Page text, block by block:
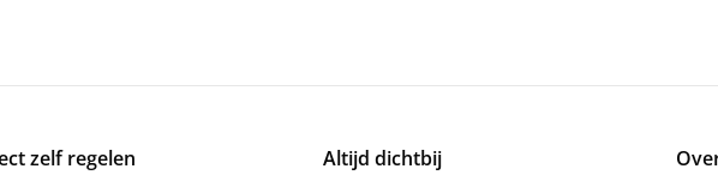
zelf regelen Altijd dichtbij